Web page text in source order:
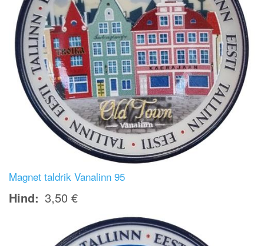
Magnet taldrik Vanalinn 95
Hind 3,50 €